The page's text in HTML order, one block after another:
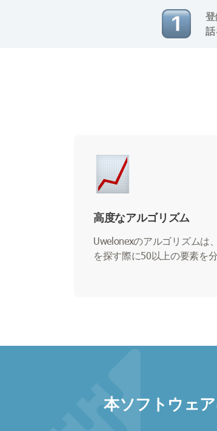
話
高度なアルゴリズム
Uwelonexのアルゴリズムは
を探す際に50以上の要素を分
本ソフトウェ